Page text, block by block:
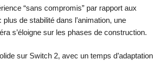
“sans compromis” par rapport aux
de stabilité dans l’animation, une
s’éloigne sur les phases de construction.
sur Switch 2, avec un temps d’adaptation